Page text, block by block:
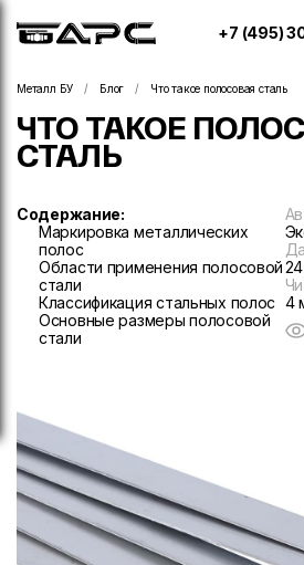
+7 (495)
Металл БУ Блог Что такое полосовая сталь
ЧТО ТАКОЕ
СТАЛЬ
Содержание:
Маркировка металлических
полос
Области применения полосовой
стали
Классификация стальных полос
Основные размеры полосовой
стали
4